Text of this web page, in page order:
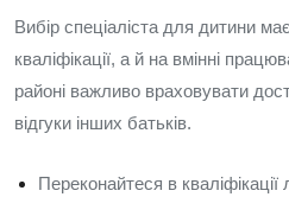
Вибір спеціаліста для дитини
кваліфікації, а й на вмінні
районі важливо враховувати
відгуки інших батьків.
Переконайтеся в кваліфікації